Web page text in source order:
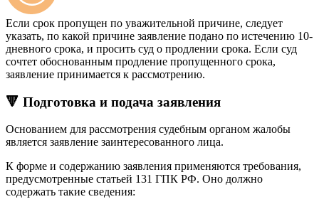
Если срок пропущен по уважительной причине, следует
указать, по какой причине заявление подано по истечению 10-
дневного срока, и просить суд о продлении срока. Если суд
сочтет обоснованным продление пропущенного срока,
заявление принимается к рассмотрению.
🔻 Подготовка и подача заявления
Основанием для рассмотрения судебным органом жалобы
является заявление заинтересованного лица.
К форме и содержанию заявления применяются требования,
предусмотренные статьей 131 ГПК РФ. Оно должно
содержать такие сведения: